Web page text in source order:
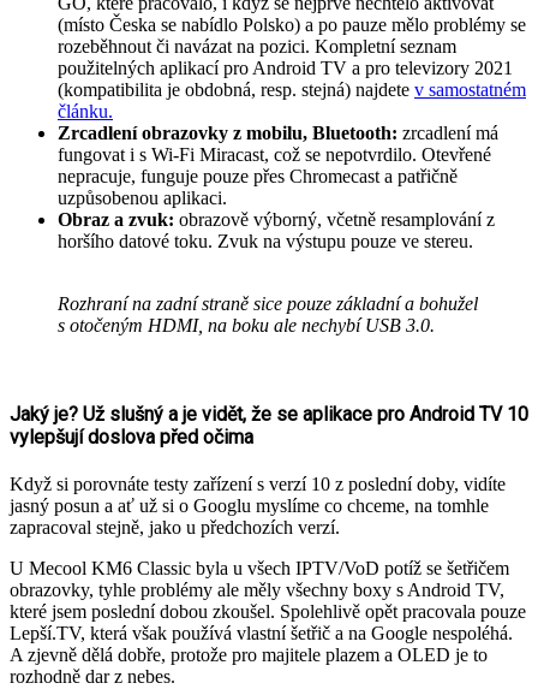
(místo Česka se nabídlo Polsko) a po pauze mělo problémy se
rozeběhnout či navázat na pozici. Kompletní seznam
použitelných aplikací pro Android TV a pro televizory 2021
(kompatibilita je obdobná, resp. stejná) najdete v samostatném
článku.
Zrcadlení obrazovky z mobilu, Bluetooth: zrcadlení má
fungovat i s Wi-Fi Miracast, což se nepotvrdilo. Otevřené
nepracuje, funguje pouze přes Chromecast a patřičně
uzpůsobenou aplikaci.
Obraz a zvuk: obrazově výborný, včetně resamplování z
horšího datové toku. Zvuk na výstupu pouze ve stereu.
Rozhraní na zadní straně sice pouze základní a bohužel
s otočeným HDMI, na boku ale nechybí USB 3.0.
Jaký je? Už slušný a je vidět, že se aplikace pro Android TV 10
vylepšují doslova před očima
Když si porovnáte testy zařízení s verzí 10 z poslední doby, vidíte
jasný posun a ať už si o Googlu myslíme co chceme, na tomhle
zapracoval stejně, jako u předchozích verzí.
U Mecool KM6 Classic byla u všech IPTV/VoD potíž se šetřičem
obrazovky, tyhle problémy ale měly všechny boxy s Android TV,
které jsem poslední dobou zkoušel. Spolehlivě opět pracovala pouze
Lepší.TV, která však používá vlastní šetřič a na Google nespoléhá.
A zjevně dělá dobře, protože pro majitele plazem a OLED je to
rozhodně dar z nebes.